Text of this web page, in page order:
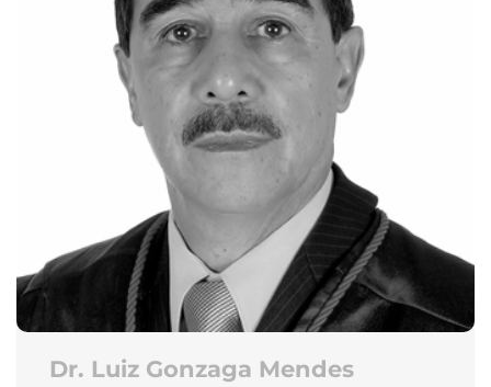
Dr. Luiz Gonzaga Mendes